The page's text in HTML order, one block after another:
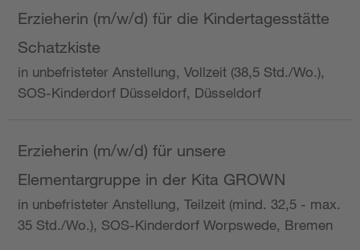
Erzieherin (m/w/d) für die Kindertagesstätte
Schatzkiste
in unbefristeter Anstellung, Vollzeit (38,5 Std./Wo.),
SOS-Kinderdorf Düsseldorf, Düsseldorf
Erzieherin (m/w/d) für unsere
Elementargruppe in der Kita GROWN
in unbefristeter Anstellung, Teilzeit (mind. 32,5 - max.
35 Std./Wo.), SOS-Kinderdorf Worpswede, Bremen